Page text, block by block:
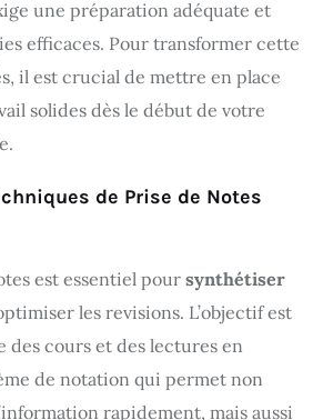
une préparation adéquate et
efficaces. Pour transformer cette
il est crucial de mettre en place
solides dès le début de votre
de Prise de Notes
est essentiel pour synthétiser
les revisions. L’objectif est
des cours et des lectures en
de notation qui permet non
rapidement, mais aussi